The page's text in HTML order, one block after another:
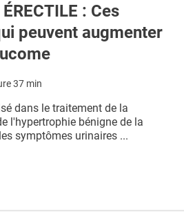
: Ces
peuvent augmenter
37 min
dans le traitement de la
l'hypertrophie bénigne de la
symptômes urinaires ...